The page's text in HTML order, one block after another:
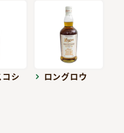
シ
ロングロウ